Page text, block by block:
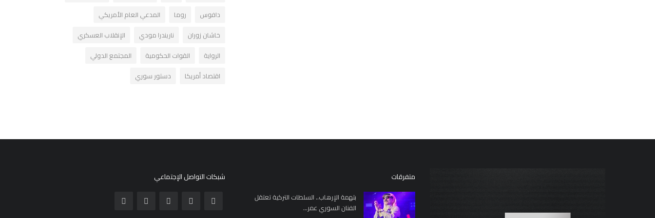
دافوس روما
المدعي العام الأمريكي
خاشان زوران
ناريندرا مودي
الإنقلاب العسكري
الرواية
القوات الحكومية
المجتمع الدولي
اقتصاد أمريكا
دستور سوري
متفرقات
بتهمة الإرهاب.. السلطات التركية تعتقل
الفنان السوري عمر...
شبكات التواصل الإجتماعي